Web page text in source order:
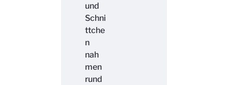
und
Schni
ttche
n
nah
men
rund